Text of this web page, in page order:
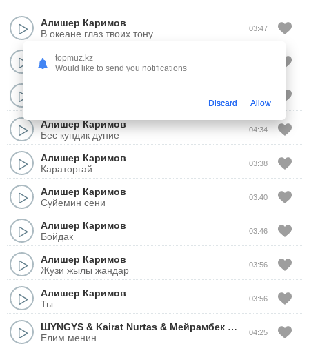
Алишер Каримов
В океане глаз твоих тону
03:47
Алишер Каримов
Мын бир тун
Алишер Каримов
Бес кундик дуние
04:34
Алишер Каримов
Караторгай
03:38
Алишер Каримов
Суйемин сени
03:40
Алишер Каримов
Бойдак
03:46
Алишер Каримов
Жузи жылы жандар
03:56
Алишер Каримов
Ты
03:56
ШYNGYS & Kairat Nurtas & Мейрамбек Бесбаев &Роза
Елим менин
04:25
topmuz.kz
Would like to send you notifications
Discard Allow